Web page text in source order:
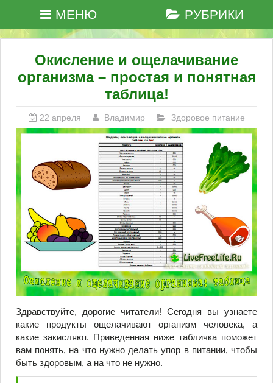
МЕНЮ РУБРИКИ
Окисление и ощелачивание
организма – простая и понятная
таблица!
22 апреля Владимир Здоровое питание
Здравствуйте, дорогие читатели! Сегодня вы узнаете
какие продукты ощелачивают организм человека, а
какие закисляют. Приведенная ниже табличка поможет
вам понять, на что нужно делать упор в питании, чтобы
быть здоровым, а на что не нужно.